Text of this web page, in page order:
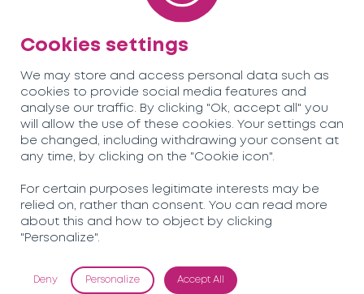
Réseau international
Équipe Carrières
Soreco© 2026
Politique de confidentialité
Mentions légales
Cookies settings
We may store and access personal data such as
cookies to provide social media features and
analyse our traffic. By clicking "Ok, accept all" you
will allow the use of these cookies. Your settings can
be changed, including withdrawing your consent at
any time, by clicking on the "Cookie icon".
For certain purposes legitimate interests may be
relied on, rather than consent. You can read more
about this and how to object by clicking
"Personalize".
Deny Personalize Accept All